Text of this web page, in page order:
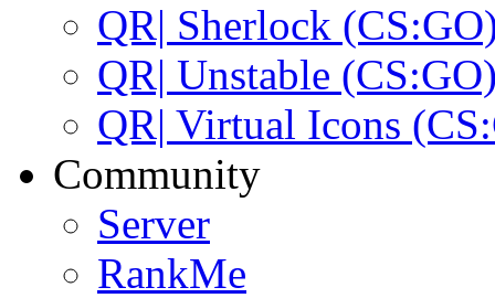
QR| Sherlock
QR| Unstable
QR| Virtual Icons
Community
Server
RankMe